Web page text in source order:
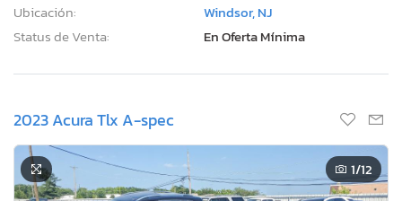
Ubicación:
Windsor, NJ
Status de Venta:
En Oferta Mínima
2023 Acura Tlx A-spec
1/12